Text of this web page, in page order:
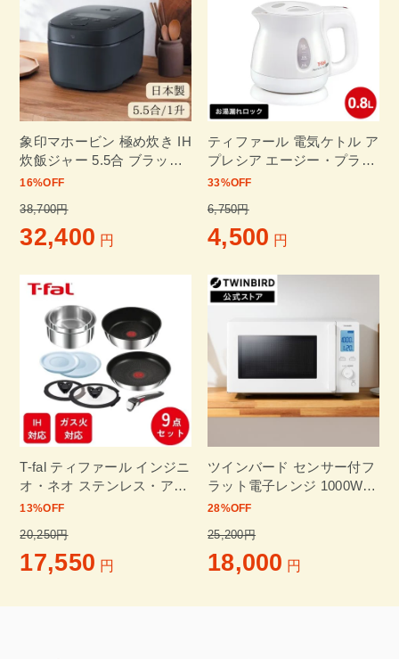
象印マホービン 極め炊き IH
炊飯ジャー 5.5合 ブラック
NW-QA10-BA
16%OFF
38,700円
32,400 円
ティファール 電気ケトル ア
プレシア エージー・プラス
ロック 0.8L ホワイト
33%OFF
6,750円
4,500 円
T-fal ティファール インジニ
オ・ネオ ステンレス・アン
リミテッド セット9 IH ガス
テンレス L97090
13%OFF
20,250円
17,550 円
ツインバード センサー付フ
ラット電子レンジ 1000W
高出力 単機能 18L 自動あた
解凍モード EDR-FB82W
28%OFF
25,200円
18,000 円